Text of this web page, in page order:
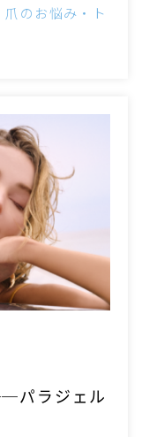
爪のお悩み・ト
パラジェル